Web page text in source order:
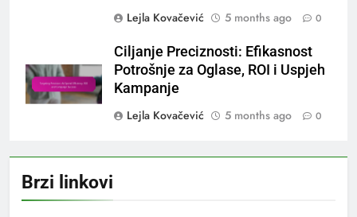
Lejla Kovačević
5 months ago 0
Ciljanje Preciznosti: Efikasnost
Potrošnje za Oglase, ROI i Uspjeh
Kampanje
Lejla Kovačević
5 months ago 0
Brzi linkovi